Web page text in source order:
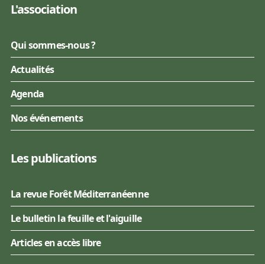
L'association
Qui sommes-nous ?
Actualités
Agenda
Nos événements
Les publications
La revue Forêt Méditerranéenne
Le bulletin la feuille et l'aiguille
Articles en accès libre